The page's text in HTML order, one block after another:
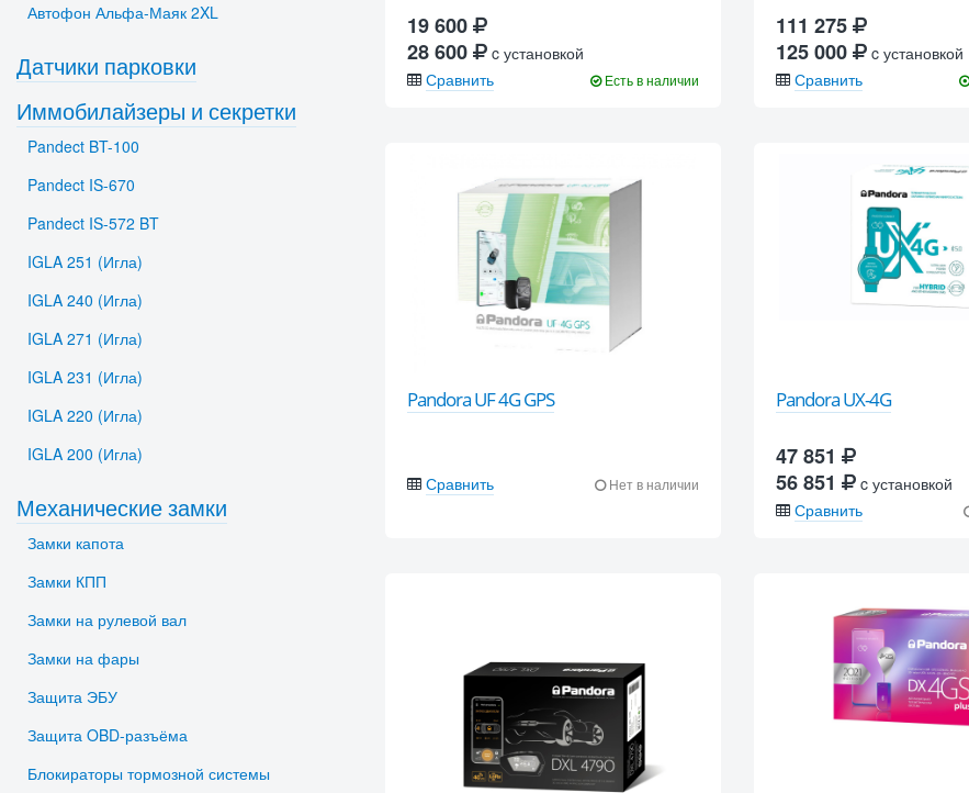
19 600
28 600
c установкой
Сравнить
Есть в наличии
111 275
125 000
c установкой
Сравнить
Pandora UF 4G GPS
Сравнить Нет в наличии
Pandora UX-4G
47 851
56 851
c установкой
Сравнить
Автофон Альфа-Маяк 2XL
Датчики парковки
Иммобилайзеры и секретки
Pandect BT-100
Pandect IS-670
Pandect IS-572 BT
IGLA 251 (Игла)
IGLA 240 (Игла)
IGLA 271 (Игла)
IGLA 231 (Игла)
IGLA 220 (Игла)
IGLA 200 (Игла)
Механические замки
Замки капота
Замки КПП
Замки на рулевой вал
Замки на фары
Защита ЭБУ
Защита OBD-разъёма
Блокираторы тормозной системы